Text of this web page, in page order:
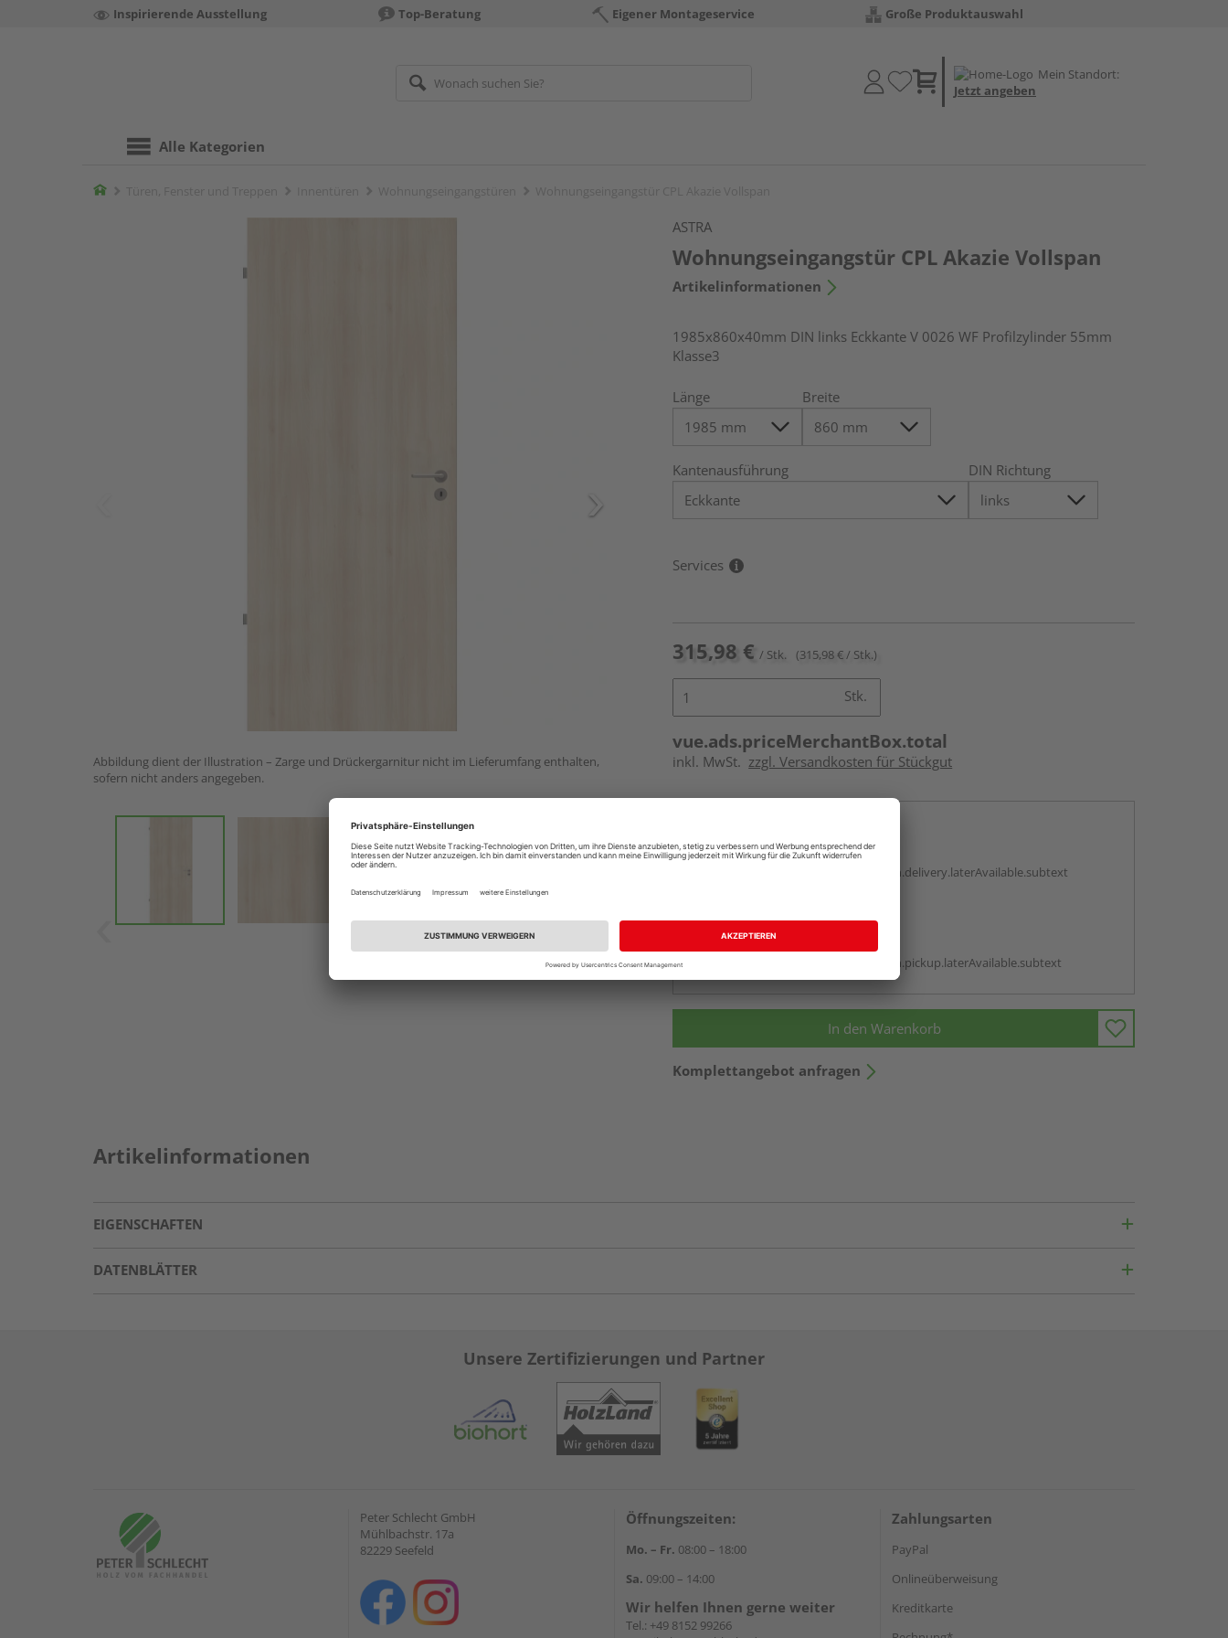
Inspirierende Ausstellung Top-Beratung Eigener Montageservice Große Produktauswahl
Mein Standort:
Jetzt angeben
Alle Kategorien
Home
Abbildung dient der Illustration – Zarge und Drückergarnitur nicht im Lieferumfang enthalten,
sofern nicht anders angegeben.
ASTRA
Wohnungseingangstür CPL Akazie Vollspan
Artikelinformationen
1985x860x40mm DIN links Eckkante V 0026 WF Profilzylinder 55mm
Klasse3
Länge Breite
Kantenausführung DIN Richtung
Services
315,98 € / Stk. (315,98 € / Stk.)
Stk.
vue.ads.priceMerchantBox.total
inkl. MwSt. zzgl. Versandkosten für Stückgut
Auf Vorbestellung:
vue.ads.priceMerchantBox.option.delivery.laterAvailable.subtext
Beim Händler abholen
vue.ads.priceMerchantBox.option.pickup.laterAvailable.subtext
In den Warenkorb
Komplettangebot anfragen
Artikelinformationen
EIGENSCHAFTEN
DATENBLÄTTER
Unsere Zertifizierungen und Partner
Peter Schlecht GmbH
Mühlbachstr. 17a
82229 Seefeld
Öffnungszeiten:
Mo. – Fr. 08:00 – 18:00
Sa. 09:00 – 14:00
Wir helfen Ihnen gerne weiter
Tel.: +49 8152 99266
Zahlungsarten
PayPal
Onlineüberweisung
Kreditkarte